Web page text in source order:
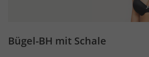
Bügel-BH mit Schale